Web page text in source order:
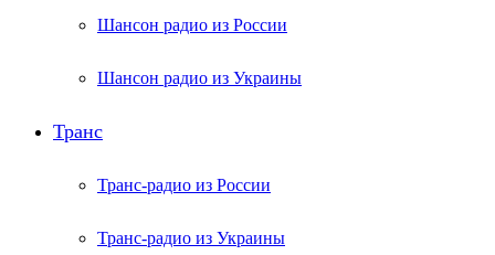
Шансон радио из России
Шансон радио из Украины
Транс
Транс-радио из России
Транс-радио из Украины